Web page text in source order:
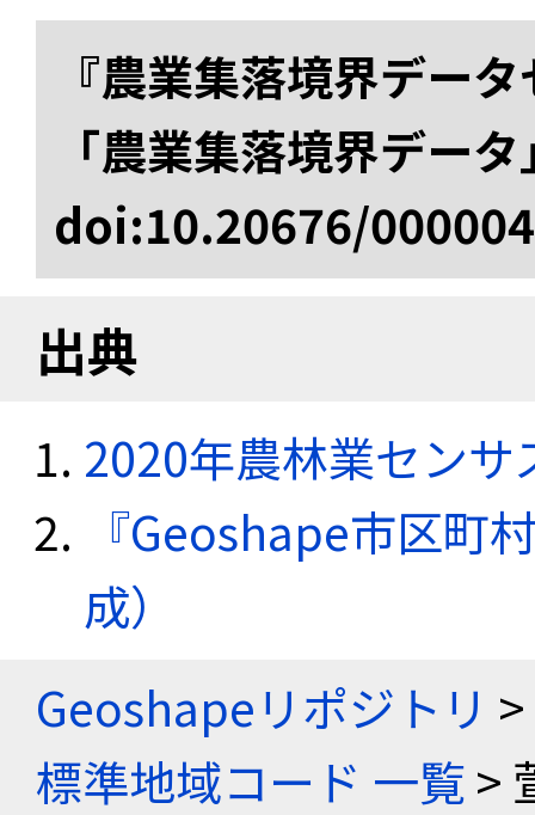
『農業集落境界デー
「農業集落境界デー
doi:10.20676/
出典
2020年農林業セン
『Geoshape市区町
成）
Geoshapeリポジトリ >
標準地域コード 一覧>